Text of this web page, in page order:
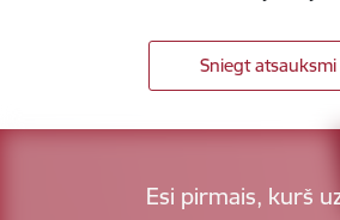
Sniegt atsauksmi
Esi pirmais, kurš